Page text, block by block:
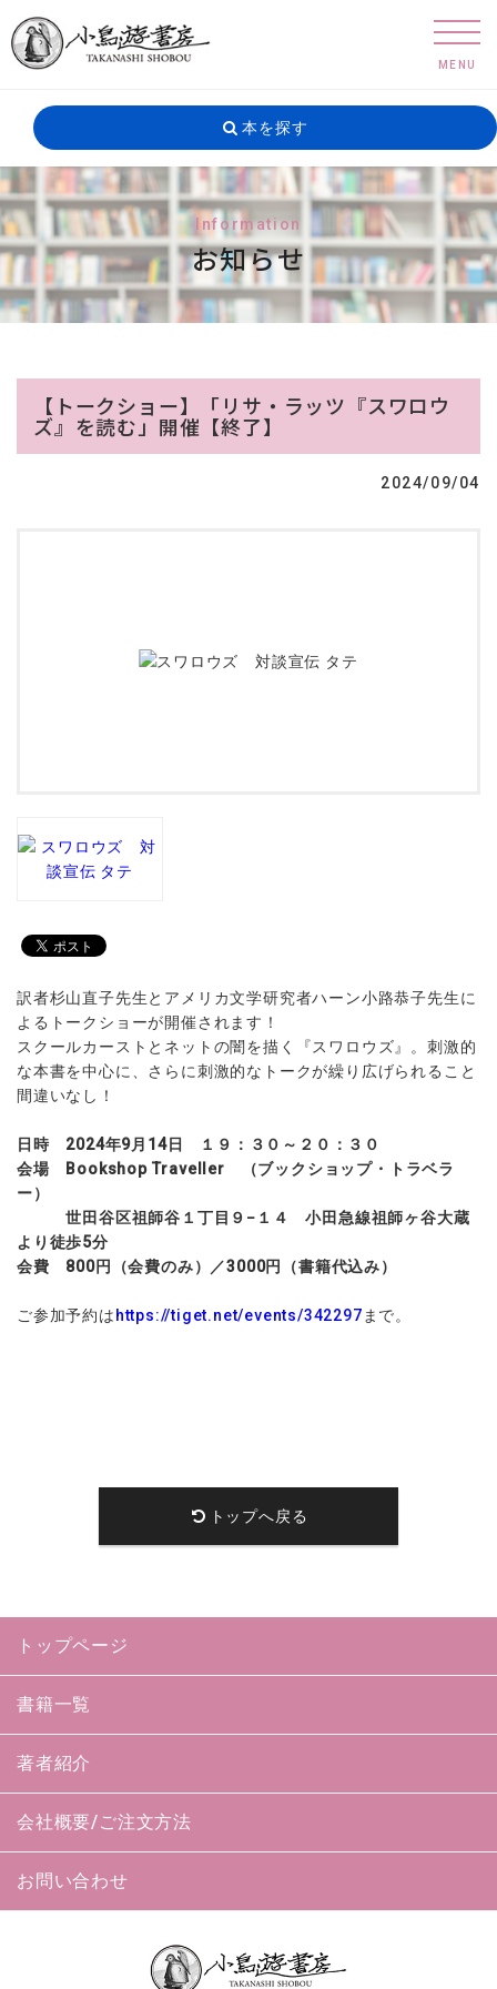
本を探す
Information
お知らせ
【トークショー】「リサ・ラッツ『スワロウ
ズ』を読む」開催【終了】
2024/09/04
訳者杉山直子先生とアメリカ文学研究者ハーン小路恭子先生に
よるトークショーが開催されます！
スクールカーストとネットの闇を描く『スワロウズ』。刺激的
な本書を中心に、さらに刺激的なトークが繰り広げられること
間違いなし！
日時 2024年9月 14日 １９：３０～２０：３０
会場
Bookshop Traveller （ブックショップ・トラベラ
ー）
世田谷区祖師谷１丁目９ − １４ 小田急線祖師ヶ谷大蔵
より徒歩5分
会費 800円（会費のみ）／3000円（書籍代込み）
ご参加予約は https://tiget.net/events/342297 まで。
トップへ戻る
トップページ
書籍一覧
著者紹介
会社概要/ご注文方法
お問い合わせ
MENU